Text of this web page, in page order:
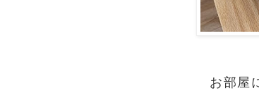
お部屋